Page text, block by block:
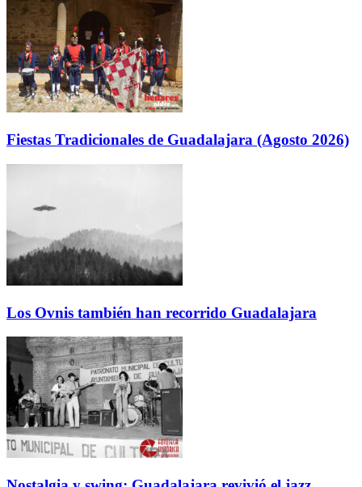
Fiestas Tradicionales de Guadalajara (Agosto 2026)
Los Ovnis también han recorrido Guadalajara